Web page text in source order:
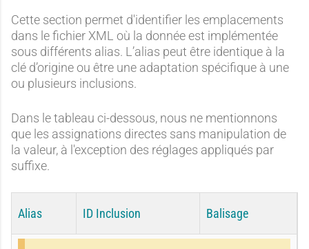
Cette section permet d'identifier les emplacements
dans le fichier XML où la donnée est implémentée
sous différents alias. L’alias peut être identique à la
clé d’origine ou être une adaptation spécifique à une
ou plusieurs inclusions.
Dans le tableau ci-dessous, nous ne mentionnons
que les assignations directes sans manipulation de
la valeur, à l'exception des réglages appliqués par
suffixe.
Alias ID Inclusion Balisage